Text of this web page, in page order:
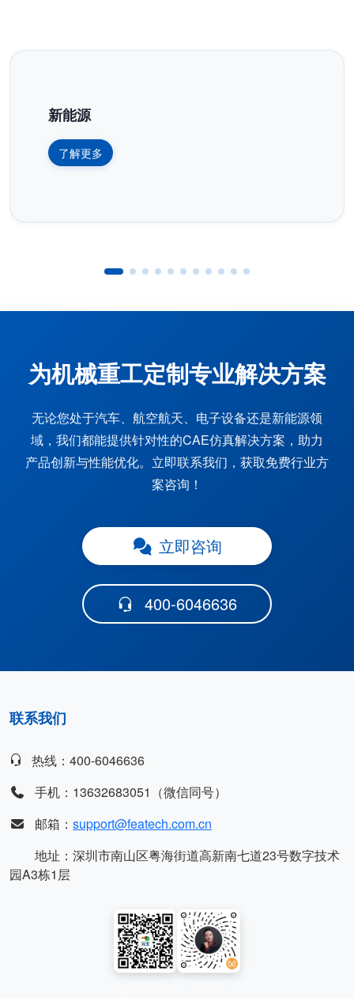
新能源
了解更多
为机械重工定制专业解决方案
无论您处于汽车、航空航天、电子设备还是新能源领
域，我们都能提供针对性的CAE仿真解决方案，助力
产品创新与性能优化。立即联系我们，获取免费行业方
案咨询！
立即咨询
400-6046636
联系我们
热线：400-6046636
手机：13632683051（微信同号）
邮箱： support@featech.com.cn
地址：深圳市南山区粤海街道高新南七道23号数字技术
园A3栋1层